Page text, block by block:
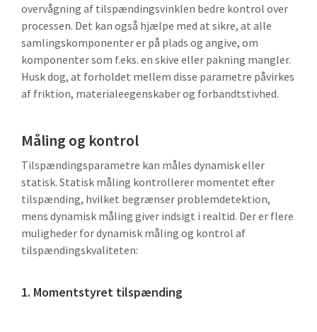
overvågning af tilspændingsvinklen bedre kontrol over
processen. Det kan også hjælpe med at sikre, at alle
samlingskomponenter er på plads og angive, om
komponenter som f.eks. en skive eller pakning mangler.
Husk dog, at forholdet mellem disse parametre påvirkes
af friktion, materialeegenskaber og forbandtstivhed.
Måling og kontrol
Tilspændingsparametre kan måles dynamisk eller
statisk. Statisk måling kontrollerer momentet efter
tilspænding, hvilket begrænser problemdetektion,
mens dynamisk måling giver indsigt i realtid. Der er flere
muligheder for dynamisk måling og kontrol af
tilspændingskvaliteten:
1. Momentstyret tilspænding